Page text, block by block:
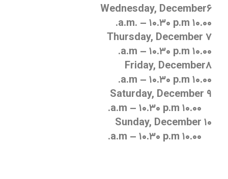
Wednesday, December۶
۱۰.۰۰ a.m. – ۱۰.۳۰ p.m.
Thursday, December ۷
۱۰.۰۰ a.m – ۱۰.۳۰ p.m.
Friday, December۸
۱۰.۰۰ a.m – ۱۰.۳۰ p.m.
Saturday, December ۹
Sunday, December ۱۰